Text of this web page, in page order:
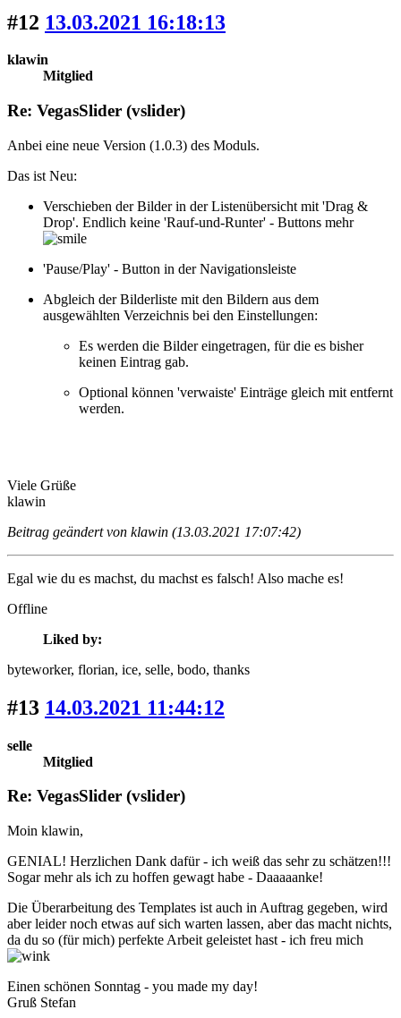
#12 13.03.2021 16:18:13
klawin
Mitglied
Re: VegasSlider (vslider)
Anbei eine neue Version (1.0.3) des Moduls.
Das ist Neu:
Verschieben der Bilder in der Listenübersicht mit 'Drag &
Drop'. Endlich keine 'Rauf-und-Runter' - Buttons mehr
'Pause/Play' - Button in der Navigationsleiste
Abgleich der Bilderliste mit den Bildern aus dem
ausgewählten Verzeichnis bei den Einstellungen:
Es werden die Bilder eingetragen, für die es bisher
keinen Eintrag gab.
Optional können 'verwaiste' Einträge gleich mit entfernt
werden.
Viele Grüße
klawin
Beitrag geändert von klawin (13.03.2021 17:07:42)
Egal wie du es machst, du machst es falsch! Also mache es!
Offline
Liked by:
byteworker, florian, ice, selle, bodo, thanks
#13 14.03.2021 11:44:12
selle
Mitglied
Re: VegasSlider (vslider)
Moin klawin,
GENIAL! Herzlichen Dank dafür - ich weiß das sehr zu schätzen!!!
Sogar mehr als ich zu hoffen gewagt habe - Daaaaanke!
Die Überarbeitung des Templates ist auch in Auftrag gegeben, wird
aber leider noch etwas auf sich warten lassen, aber das macht nichts,
da du so (für mich) perfekte Arbeit geleistet hast - ich freu mich
Einen schönen Sonntag - you made my day!
Gruß Stefan